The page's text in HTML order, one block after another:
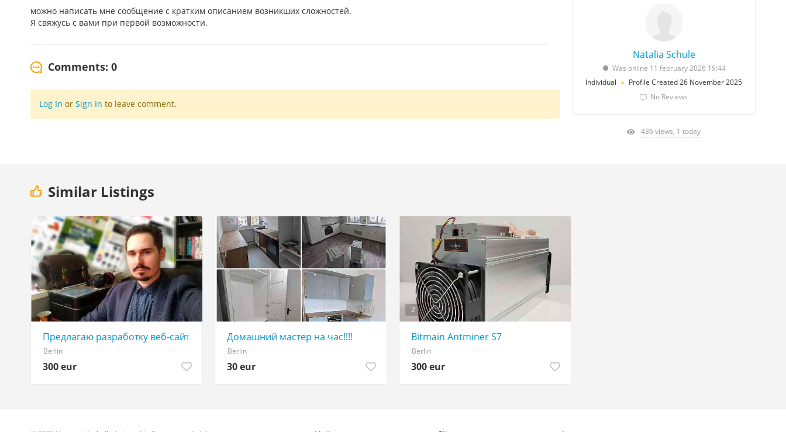
можно написать мне сообщение с кратким описанием возникших сложностей.
Я свяжусь с вами при первой возможности.
Comments: 0
Log In or Sign In to leave comment.
Natalia Schule
Was online 11 february 2026 19:44
Individual
Profile Created 26 November 2025
No Reviews
486 views, 1 today
Similar Listings
Предлагаю разработку веб-сайта для ваших бизнес-задач 🌐
Berlin
300 eur
Домашний мастер на час!!!!
Berlin
30 eur
2
Bitmain Antminer S7
Berlin
300 eur